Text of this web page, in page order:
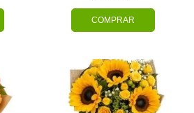
COMPRAR